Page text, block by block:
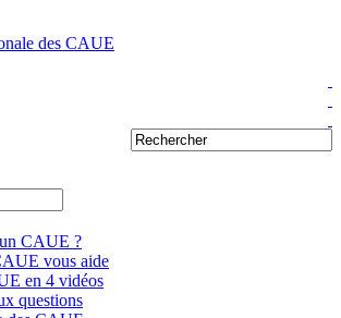
CAUE ?
vous aide
en 4 vidéos
questions